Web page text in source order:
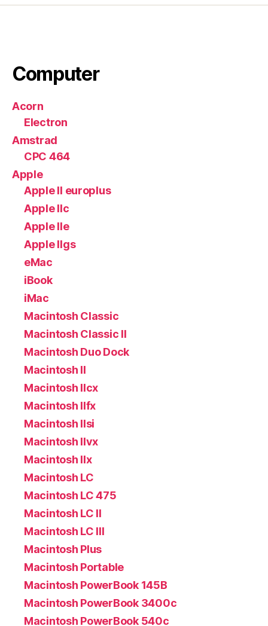
Computer
Acorn
Electron
Amstrad
CPC 464
Apple
Apple II europlus
Apple IIc
Apple IIe
Apple IIgs
eMac
iBook
iMac
Macintosh Classic
Macintosh Classic II
Macintosh Duo Dock
Macintosh II
Macintosh IIcx
Macintosh IIfx
Macintosh IIsi
Macintosh IIvx
Macintosh IIx
Macintosh LC
Macintosh LC 475
Macintosh LC II
Macintosh LC III
Macintosh Plus
Macintosh Portable
Macintosh PowerBook 145B
Macintosh PowerBook 3400c
Macintosh PowerBook 540c